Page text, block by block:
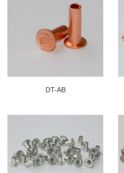
DT-AB